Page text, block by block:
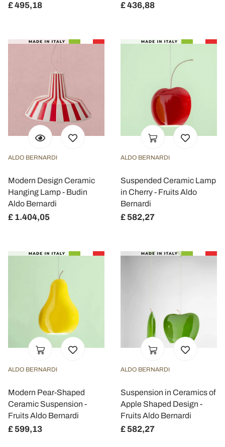
£ 495,18 £ 436,88
ALDO BERNARDI
Modern Design Ceramic
Hanging Lamp - Budin
Aldo Bernardi
£ 1.404,05
ALDO BERNARDI
Suspended Ceramic Lamp
in Cherry - Fruits Aldo
Bernardi
£ 582,27
ALDO BERNARDI
Modern Pear-Shaped
Ceramic Suspension -
Fruits Aldo Bernardi
£ 599,13
ALDO BERNARDI
Suspension in Ceramics of
Apple Shaped Design -
Fruits Aldo Bernardi
£ 582,27